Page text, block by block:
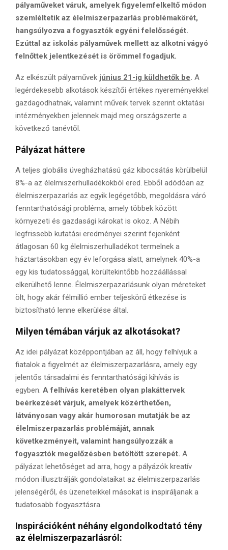
pályaműveket váruk, amelyek figyelemfelkeltő módon
szemléltetik az élelmiszerpazarlás problémakörét,
hangsúlyozva a fogyasztók egyéni felelősségét.
Ezúttal az iskolás pályaművek mellett az alkotni vágyó
felnőttek jelentkezését is örömmel fogadjuk.
Az elkészült pályaművek június 21-ig küldhetők be. A
legérdekesebb alkotások készítői értékes nyereményekkel
gazdagodhatnak, valamint műveik tervek szerint oktatási
intézményekben jelennek majd meg országszerte a
következő tanévtől.
Pályázat háttere
A teljes globális üvegházhatású gáz kibocsátás körülbelül
8%-a az élelmiszerhulladékokból ered. Ebből adódóan az
élelmiszerpazarlás az egyik legégetőbb, megoldásra váró
fenntarthatósági probléma, amely többek között
környezeti és gazdasági károkat is okoz. A Nébih
legfrissebb kutatási eredményei szerint fejenként
átlagosan 60 kg élelmiszerhulladékot termelnek a
háztartásokban egy év leforgása alatt, amelynek 40%-a
egy kis tudatossággal, körültekintőbb hozzáállással
elkerülhető lenne. Élelmiszerpazarlásunk olyan méreteket
ölt, hogy akár félmillió ember teljeskörű étkezése is
biztosítható lenne elkerülése által.
Milyen témában várjuk az alkotásokat?
Az idei pályázat középpontjában az áll, hogy felhívjuk a
fiatalok a figyelmét az élelmiszerpazarlásra, amely egy
jelentős társadalmi és fenntarthatósági kihívás is
egyben. A felhívás keretében olyan plakáttervek
beérkezését várjuk, amelyek közérthetően,
látványosan vagy akár humorosan mutatják be az
élelmiszerpazarlás problémáját, annak
következményeit, valamint hangsúlyozzák a
fogyasztók megelőzésben betöltött szerepét. A
pályázat lehetőséget ad arra, hogy a pályázók kreatív
módon illusztrálják gondolataikat az élelmiszerpazarlás
jelenségéről, és üzeneteikkel másokat is inspiráljanak a
tudatosabb fogyasztásra.
Inspirációként néhány elgondolkodtató tény
az élelmiszerpazarlásról: